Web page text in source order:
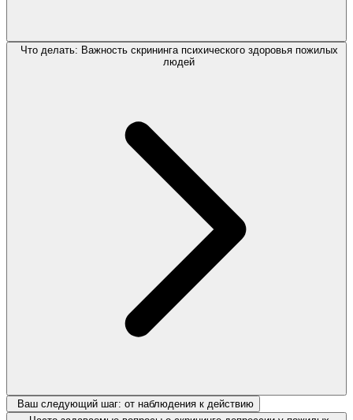
Что делать: Важность скрининга психического здоровья пожилых
людей
Ваш следующий шаг: от наблюдения к действию